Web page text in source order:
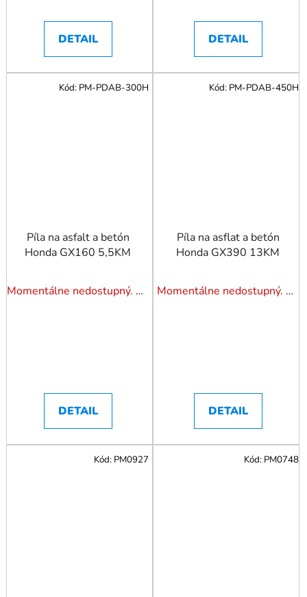
DETAIL DETAIL
Píla na asfalt a betón
Honda GX160 5,5KM
Momentálne nedostupný. Pozrite si naše varianty.
DETAIL
Kód: PM-PDAB-300H
Píla na asflat a betón
Honda GX390 13KM
Momentálne nedostupný. Pozrite si naše varianty.
DETAIL
Kód: PM-PDAB-450H
Kód: PM0927 Kód: PM0748